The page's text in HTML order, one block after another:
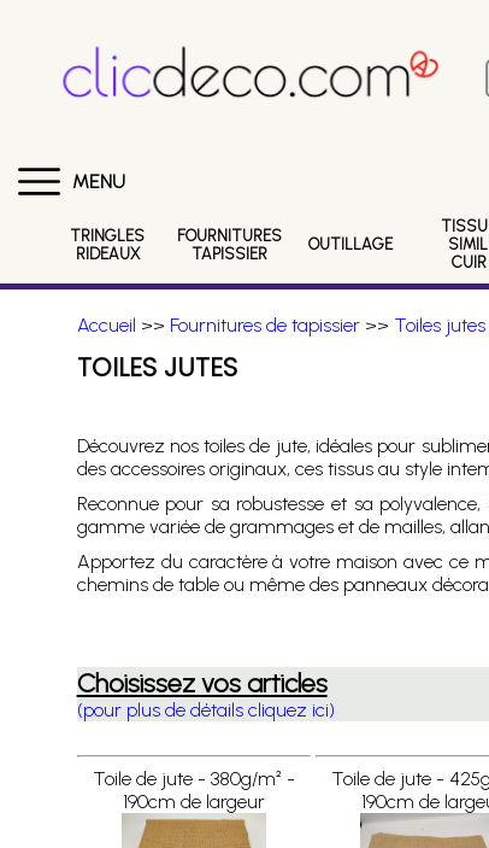
MENU
TRINGLES
RIDEAUX
FOURNITURES
TAPISSIER
OUTILLAGE
SIMILI
CUIR
Accueil >> Fournitures de tapissier>> Toiles jutes
TOILES JUTES
Découvrez nos toiles de jute, idéales pour
des accessoires originaux, ces tissus au style
Reconnue pour sa robustesse et sa
gamme variée de grammages et de mailles,
Apportez du caractère à votre maison avec ce
chemins de table ou même des panneaux
Choisissez vos articles
(pour plus de détails cliquez ici)
Toile de jute - 380g/m² -
190cm de largeur
Toile de jute -
190cm de